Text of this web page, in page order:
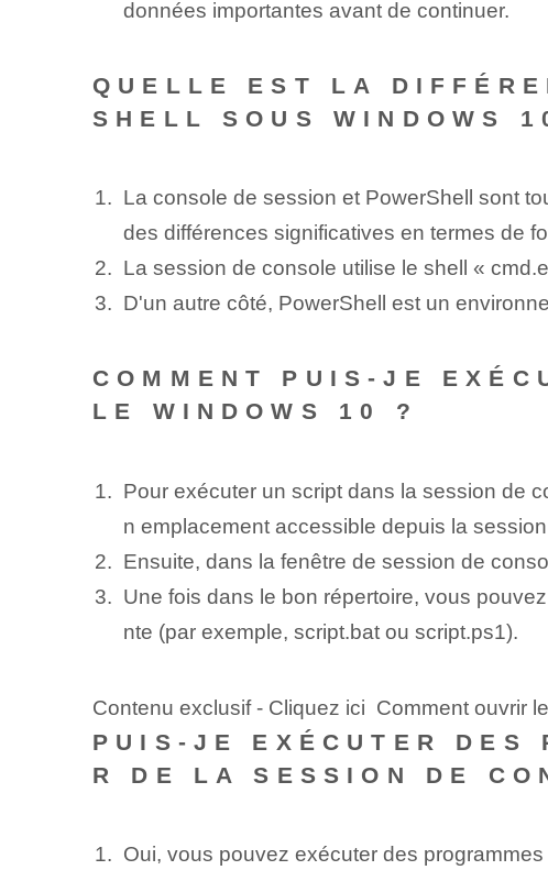
données importantes avant de continuer.
QUELLE EST LA
SHELL SOUS WINDOWS
La console de session et PowerShell sont
des différences significatives en termes de
La session de console utilise le shell «
D'un autre côté, PowerShell est un
COMMENT PUIS-JE
LE WINDOWS 10 ?
Pour ‌exécuter un script ‌dans‍ la session de
n emplacement accessible‍ depuis la
Ensuite, dans la fenêtre de session de
Une fois dans le bon répertoire, vous
nte (par exemple, script.bat ou script.ps1).
Contenu exclusif - Cliquez ici Comment ouvrir
PUIS-JE EXÉCUTER DES
R DE LA SESSION DE
Oui, vous pouvez exécuter des